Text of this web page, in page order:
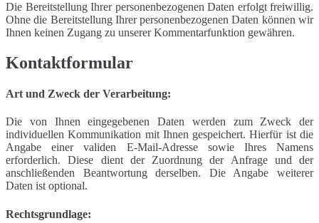
Die Bereitstellung Ihrer personenbezogenen Daten erfolgt freiwillig.
Ohne die Bereitstellung Ihrer personenbezogenen Daten können wir
Ihnen keinen Zugang zu unserer Kommentarfunktion gewähren.
Kontaktformular
Art und Zweck der Verarbeitung:
Die von Ihnen eingegebenen Daten werden zum Zweck der
individuellen Kommunikation mit Ihnen gespeichert. Hierfür ist die
Angabe einer validen E-Mail-Adresse sowie Ihres Namens
erforderlich. Diese dient der Zuordnung der Anfrage und der
anschließenden Beantwortung derselben. Die Angabe weiterer
Daten ist optional.
Rechtsgrundlage: